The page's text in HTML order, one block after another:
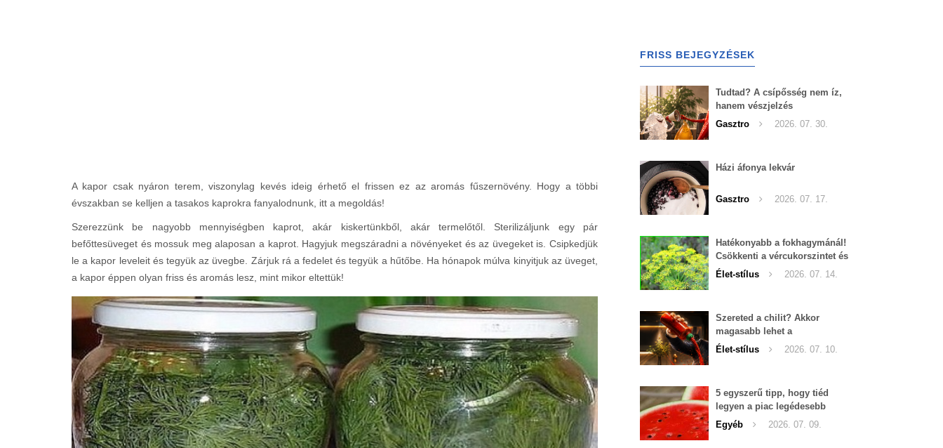
A kapor csak nyáron terem, viszonylag kevés ideig érhető el frissen ez az aromás fűszernövény. Hogy a többi
évszakban se kelljen a tasakos kaprokra fanyalodnunk, itt a megoldás!
Szerezzünk be nagyobb mennyiségben kaprot, akár kiskertünkből, akár termelőtől. Sterilizáljunk egy pár
befőttesüveget és mossuk meg alaposan a kaprot. Hagyjuk megszáradni a növényeket és az üvegeket is. Csipkedjük
le a kapor leveleit és tegyük az üvegbe. Zárjuk rá a fedelet és tegyük a hűtőbe. Ha hónapok múlva kinyitjuk az üveget,
a kapor éppen olyan friss és aromás lesz, mint mikor eltettük!
FRISS BEJEGYZÉSEK
Tudtad? A csípősség nem íz,
hanem vészjelzés
Gasztro
2026. 07. 30.
Házi áfonya lekvár
Gasztro 2026. 07. 17.
Hatékonyabb a fokhagymánál!
Csökkenti a vércukorszintet és
a magas vérnyomást is!
Élet-stílus 2026. 07. 14.
Szereted a chilit? Akkor
magasabb lehet a
tesztoszteron-szinted
Élet-stílus 2026. 07. 10.
5 egyszerű tipp, hogy tiéd
legyen a piac legédesebb
görögdinnyéje
Egyéb 2026. 07. 09.